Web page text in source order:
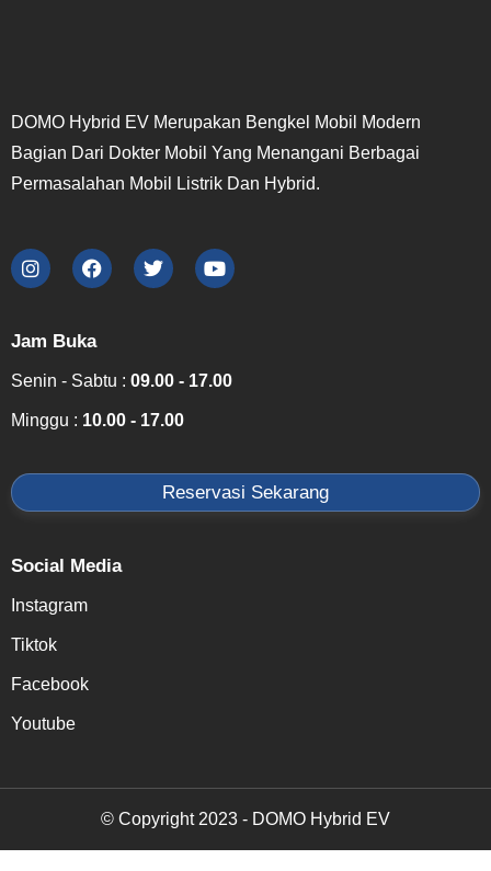
DOMO Hybrid EV Merupakan Bengkel Mobil Modern
Bagian Dari Dokter Mobil Yang Menangani Berbagai
Permasalahan Mobil Listrik Dan Hybrid.
Jam Buka
Senin - Sabtu : 09.00 - 17.00
Minggu : 10.00 - 17.00
Reservasi Sekarang
Social Media
Instagram
Tiktok
Facebook
Youtube
© Copyright 2023 - DOMO Hybrid EV